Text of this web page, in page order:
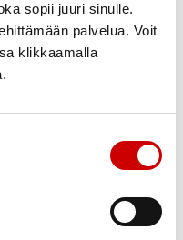
sopii juuri sinulle.
palvelua. Voit
klikkaamalla
– omalla tavallaan.
osa hyvää
asennemuutosta ja
miten pienillä asioilla